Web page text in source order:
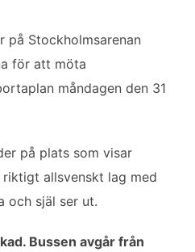
på Stockholmsarenan
för att möta
måndagen den 31
på plats som visar
allsvenskt lag med
och själ ser ut.
Bussen avgår från